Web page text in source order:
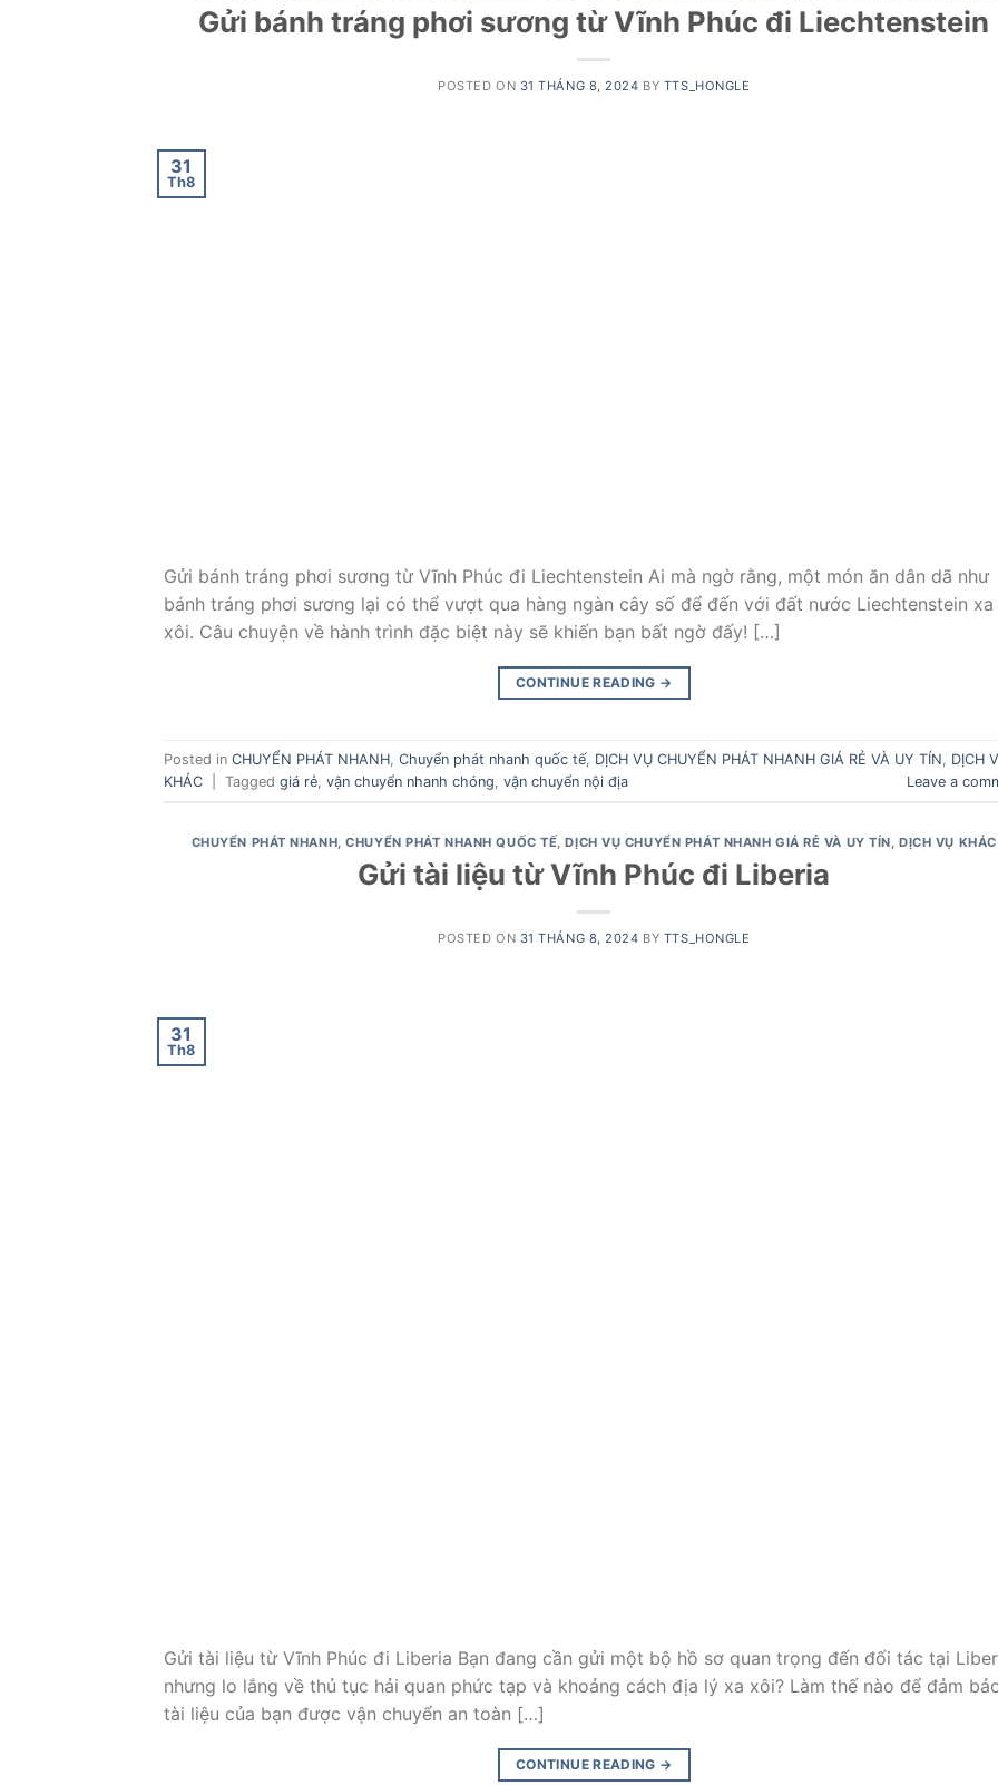
Gửi bánh tráng phơi sương từ Vĩnh Phúc đi Liechtenstein
POSTED ON 31 THÁNG 8, 2024 BY TTS_HONGLE
31
Th8
Gửi bánh tráng phơi sương từ Vĩnh Phúc đi Liechtenstein Ai mà ngờ rằng, một món ăn dân dã như
bánh tráng phơi sương lại có thể vượt qua hàng ngàn cây số để đến với đất nước Liechtenstein xa
xôi. Câu chuyện về hành trình đặc biệt này sẽ khiến bạn bất ngờ đấy! […]
CONTINUE READING →
Posted in CHUYỂN PHÁT NHANH Chuyển phát nhanh quốc tế, DỊCH VỤ CHUYỂN PHÁT NHANH GIÁ RẺ VÀ UY TÍN
DỊCH
KHÁC
Tagged giá rẻ vận chuyển nhanh chóng vận chuyển nội địa Leave a
CHUYỂN PHÁT NHANH,CHUYỂN PHÁT NHANH QUỐC TẾ,DỊCH VỤ CHUYỂN PHÁT NHANH GIÁ RẺ VÀ UY TÍN,DỊCH VỤ KHÁC
Gửi tài liệu từ Vĩnh Phúc đi Liberia
POSTED ON 31 THÁNG 8, 2024 BY TTS_HONGLE
31
Th8
Gửi tài liệu từ Vĩnh Phúc đi Liberia Bạn đang cần gửi một bộ hồ sơ quan trọng đến đối tác tại
nhưng lo lắng về thủ tục hải quan phức tạp và khoảng cách địa lý xa xôi? Làm thế nào để đảm
tài liệu của bạn được vận chuyển an toàn […]
CONTINUE READING →